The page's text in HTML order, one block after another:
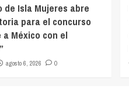
de Isla Mujeres abre
para el concurso
a México con el
agosto 6, 2026 0